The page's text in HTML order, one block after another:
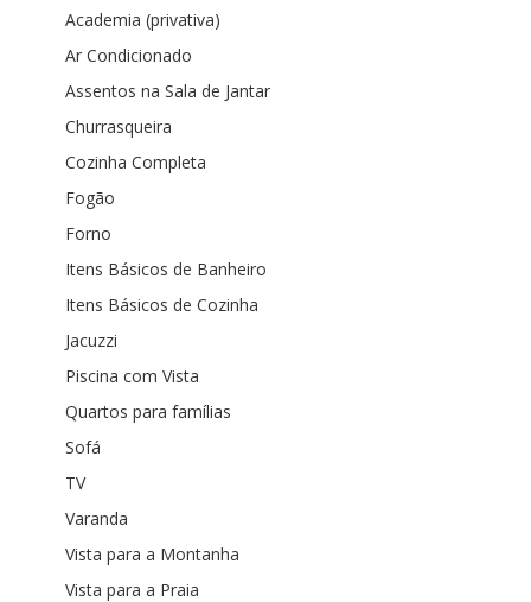
Academia (privativa)
Ar Condicionado
Assentos na Sala de Jantar
Churrasqueira
Cozinha Completa
Fogão
Forno
Itens Básicos de Banheiro
Itens Básicos de Cozinha
Jacuzzi
Piscina com Vista
Quartos para famílias
Sofá
TV
Varanda
Vista para a Montanha
Vista para a Praia